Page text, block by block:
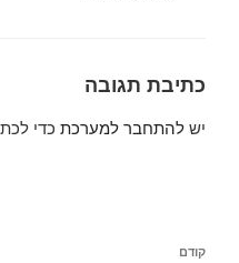
כתיבת תגובה
יש להתחבר למערכת כדי
הפוסט
קודם